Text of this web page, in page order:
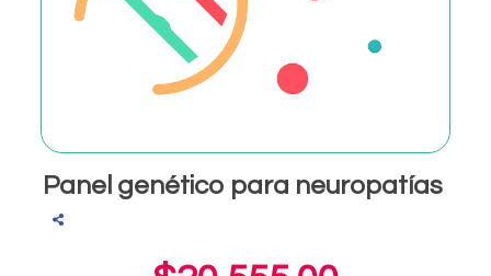
Panel genético para neuropatías